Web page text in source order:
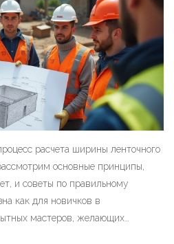
расчета ширины ленточного
основные принципы,
и советы по правильному
как для новичков в
мастеров, желающих